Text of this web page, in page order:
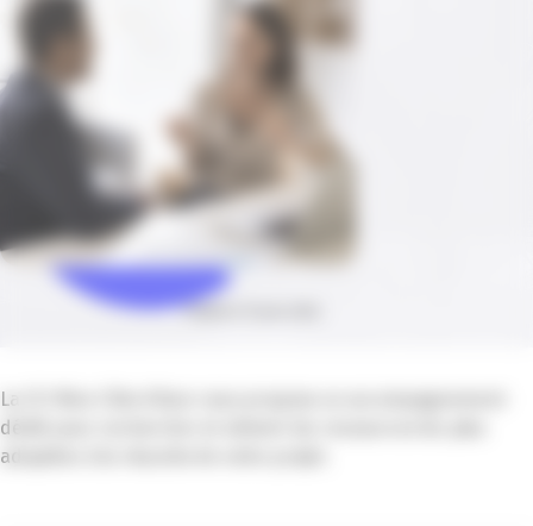
Publié le 15 juin 2026
La CCI Nice Côte d’Azur vous propose un accompagnement
dédié pour rechercher et obtenir les ressources les plus
adaptées à la réussite de votre projet.